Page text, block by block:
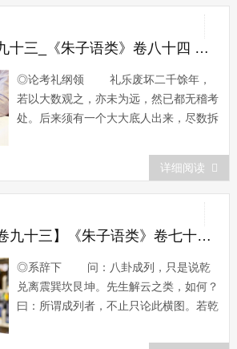
得条法，只是他冒法以为奸，便是不信度
《朱子语类》卷九十三_《朱子语类》卷八十四 礼一
◎论考礼纲领 礼乐废坏二千馀年，
若以大数观之，亦未为远，然已都无稽考
处。后来须有一个大大底人出来，尽数拆
下，恐必有个硕果不食之理。〔必大〕
礼学多不可考，盖其为书不全，考来
考去，考得更没下梢，故学礼者多迂阔。
一缘读书不广，兼亦无书可读。如周礼仲
春教振旅...
详细阅读
【《朱子语类》卷九十三】《朱子语类》卷七十六 易十二
◎系辞下 问：八卦成列，只是说乾
兑离震巽坎艮坤。先生解云之类，如何？
曰：所谓成列者，不止只论此横图。若乾
履〕 问：八卦成列，象在其中矣，